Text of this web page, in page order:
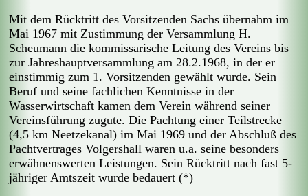
Mit dem Rücktritt des Vorsitzenden Sachs übernahm im
Mai 1967 mit Zustimmung der Versammlung H.
Scheumann die kommissarische Leitung des Vereins bis
zur Jahreshauptversammlung am 28.2.1968, in der er
einstimmig zum 1. Vorsitzenden gewählt wurde. Sein
Beruf und seine fachlichen Kenntnisse in der
Wasserwirtschaft kamen dem Verein während seiner
Vereinsführung zugute. Die Pachtung einer Teilstrecke
(4,5 km Neetzekanal) im Mai 1969 und der Abschluß des
Pachtvertrages Volgershall waren u.a. seine besonders
erwähnenswerten Leistungen. Sein Rücktritt nach fast 5-
jähriger Amtszeit wurde bedauert (*)